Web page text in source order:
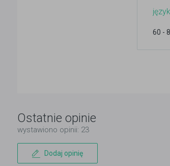
60 -
Ostatnie opinie
wystawiono opinii: 23
Dodaj opinię